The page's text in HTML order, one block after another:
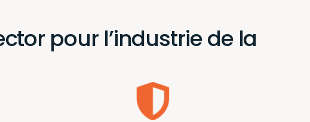
pour l’industrie de la